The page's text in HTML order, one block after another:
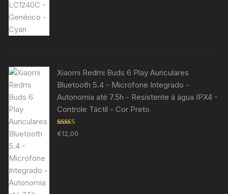
Xiaomi Redmi Buds 6 Play Auriculares
Bluetooth 5.4 - Microfone Integrado -
Autonomia até 7.5h - Resistente à água IPX4 -
Controle Táctil - Cor Preto
Avaliação
5.00de 5
€12,00